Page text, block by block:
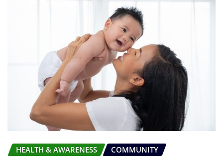
HEALTH & AWARENESS
COMMUNITY